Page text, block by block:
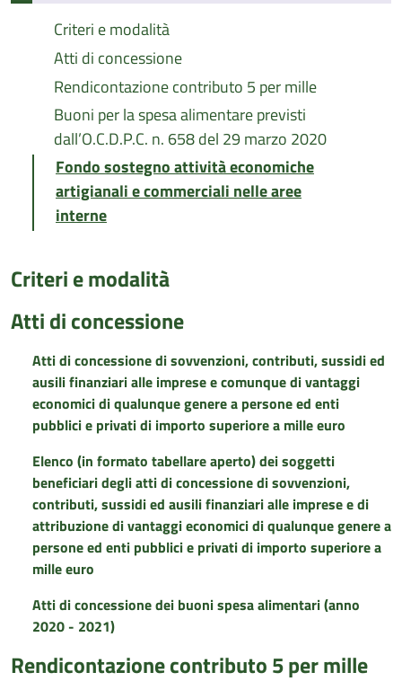
Criteri e modalità
Atti di concessione
Rendicontazione contributo 5 per mille
Buoni per la spesa alimentare previsti
dall’O.C.D.P.C. n. 658 del 29 marzo 2020
Fondo sostegno attività economiche
artigianali e commerciali nelle aree
interne
Criteri e modalità
Atti di concessione
Atti di concessione di sovvenzioni, contributi, sussidi ed
ausili finanziari alle imprese e comunque di vantaggi
economici di qualunque genere a persone ed enti
pubblici e privati di importo superiore a mille euro
Elenco (in formato tabellare aperto) dei soggetti
beneficiari degli atti di concessione di sovvenzioni,
contributi, sussidi ed ausili finanziari alle imprese e di
attribuzione di vantaggi economici di qualunque genere a
persone ed enti pubblici e privati di importo superiore a
mille euro
Atti di concessione dei buoni spesa alimentari (anno
2020 - 2021)
Rendicontazione contributo 5 per mille